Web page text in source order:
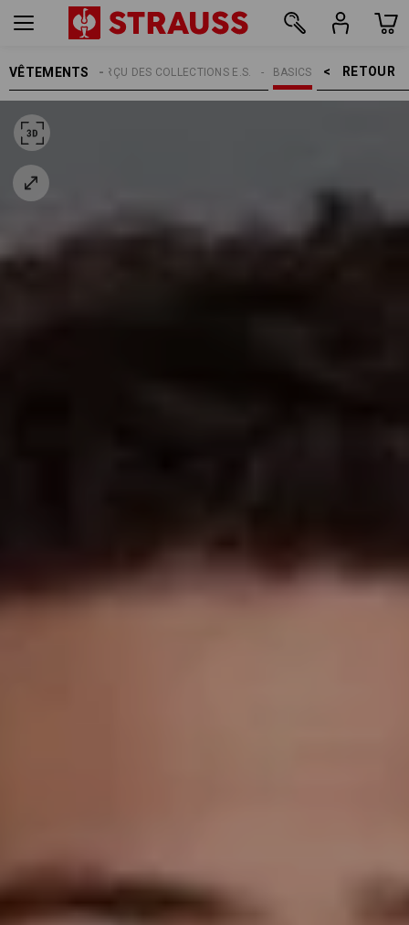
VÊTEMENTS RETOUR    >
BASICS
APERÇU DES COLLECTIONS E.S.
THÈMES